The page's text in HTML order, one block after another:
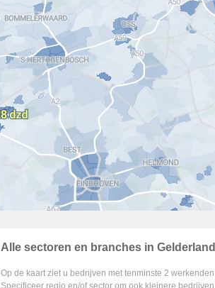
Alle sectoren en branches in Gelderland
Op de kaart ziet u bedrijven met tenminste 2